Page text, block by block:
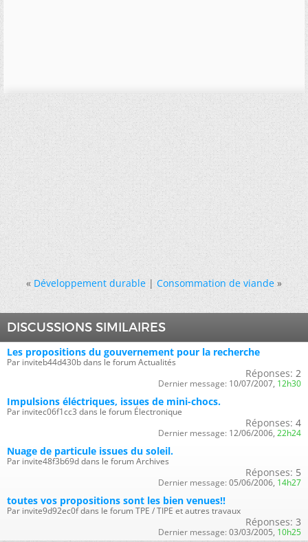
« Développement durable|Consommation de viande »
DISCUSSIONS SIMILAIRES
Les propositions du gouvernement pour la recherche
Par inviteb44d430b dans le forum Actualités
Réponses: 2
Dernier message: 10/07/2007, 12h30
Impulsions éléctriques, issues de mini-chocs.
Par invitec06f1cc3 dans le forum Électronique
Réponses: 4
Dernier message: 12/06/2006, 22h24
Nuage de particule issues du soleil.
Par invite48f3b69d dans le forum Archives
Réponses: 5
Dernier message: 05/06/2006, 14h27
toutes vos propositions sont les bien venues!!
Par invite9d92ec0f dans le forum TPE / TIPE et autres travaux
Réponses: 3
Dernier message: 03/03/2005, 10h25